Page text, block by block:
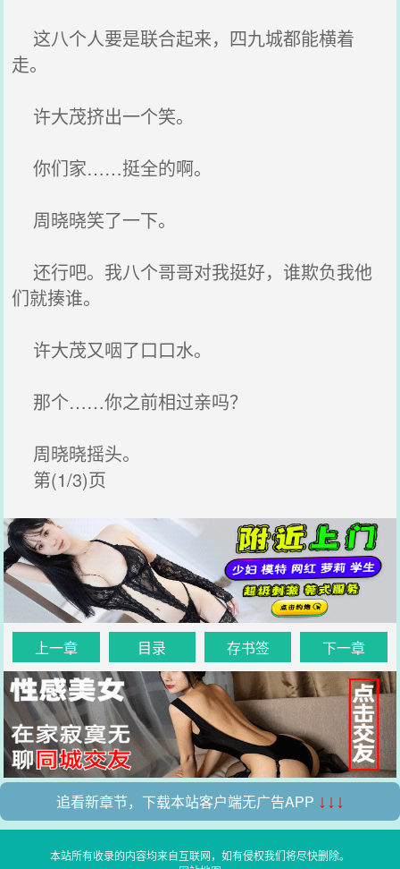
这八个人要是联合起来，四九城都能横着
走。
许大茂挤出一个笑。
你们家……挺全的啊。
周晓晓笑了一下。
还行吧。我八个哥哥对我挺好，谁欺负我他
们就揍谁。
许大茂又咽了口口水。
那个……你之前相过亲吗？
周晓晓摇头。
第(1/3)页
上一章 目录 存书签 下一章
追看新章节，下载本站客户端无广告APP ↓↓↓
本站所有收录的内容均来自互联网，如有侵权我们将尽快删除。